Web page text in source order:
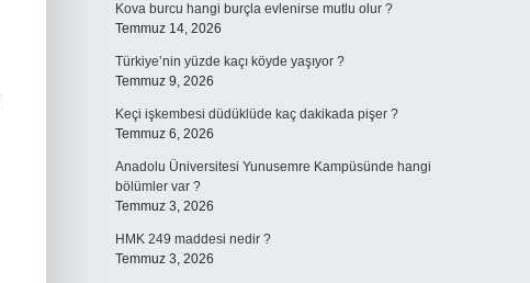
Kova burcu hangi burçla evlenirse mutlu olur ?
Temmuz 14, 2026
Türkiye’nin yüzde kaçı köyde yaşıyor ?
Temmuz 9, 2026
Keçi işkembesi düdüklüde kaç dakikada pişer ?
Temmuz 6, 2026
Anadolu Üniversitesi Yunusemre Kampüsünde hangi
bölümler var ?
Temmuz 3, 2026
HMK 249 maddesi nedir ?
Temmuz 3, 2026